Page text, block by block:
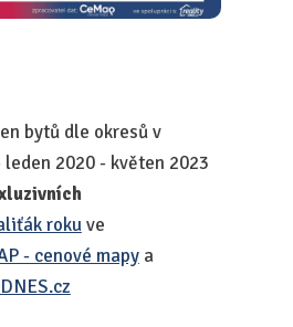
bytů dle okresů v
2020 - květen 2023
rokuve
- cenové mapya